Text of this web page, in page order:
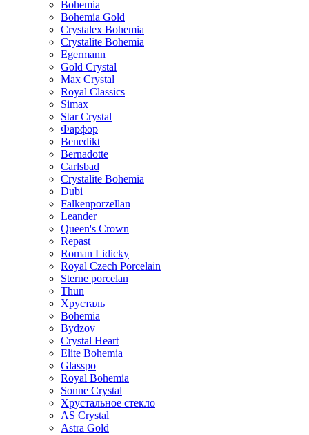
Bohemia
Bohemia Gold
Crystalex Bohemia
Crystalite Bohemia
Egermann
Gold Crystal
Max Crystal
Royal Classics
Simax
Star Crystal
Фарфор
Benedikt
Bernadotte
Carlsbad
Crystalite Bohemia
Dubi
Falkenporzellan
Leander
Queen's Crown
Repast
Roman Lidicky
Royal Czech Porcelain
Sterne porcelan
Thun
Хрусталь
Bohemia
Bydzov
Crystal Heart
Elite Bohemia
Glasspo
Royal Bohemia
Sonne Crystal
Хрустальное стекло
AS Crystal
Astra Gold